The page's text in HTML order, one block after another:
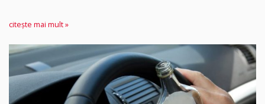
citește mai mult »